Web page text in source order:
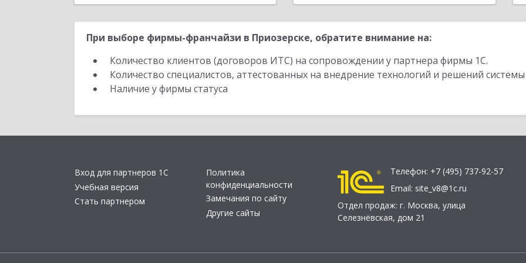
При выборе фирмы-франчайзи в Приозерске, обратите внимание на:
Количество клиентов (договоров ИТС) на сопровождении у партнера фирмы 1С.
Количество специалистов, аттестованных на внедрение технологий и решений
Наличие у фирмы статуса
Вход для партнеров 1С
Учебная версия
Стать партнером
Политика
конфиденциальности
Замечания по сайту
Другие сайты
Телефон: +7 (495) 737-92-57
Email: site_v8@1c.ru
Отдел продаж: г. Москва, улица
Селезнёвская, дом 21